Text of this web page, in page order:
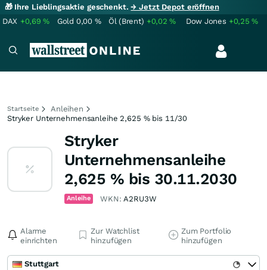
🎁 Ihre Lieblingsaktie geschenkt.→ Jetzt Depot eröffnen
DAX +0,69% Gold 0,00 % Öl (Brent) +0,02% Dow Jones +0,25%
Startseite
Anleihen
Stryker Unternehmensanleihe 2,625 % bis 11/30
Stryker
Unternehmensanleihe
2,625 % bis 30.11.2030
Anleihe WKN:A2RU3W
Alarme
einrichten
Zur Watchlist
hinzufügen
Zum Portfolio
hinzufügen
Stuttgart